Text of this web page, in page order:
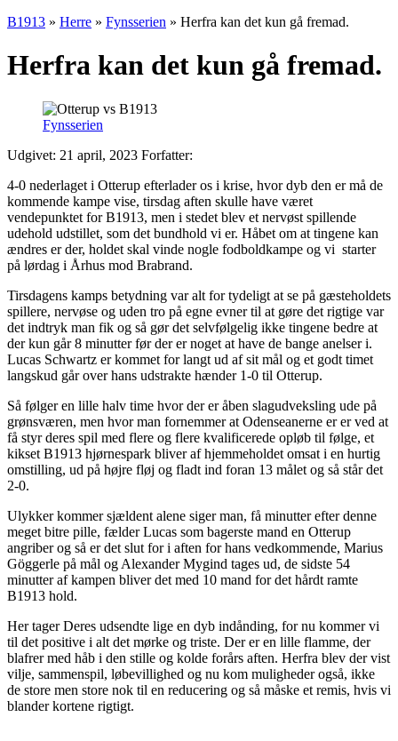
B1913 » Herre » Fynsserien » Herfra kan det kun gå fremad.
Herfra kan det kun gå fremad.
Fynsserien
Udgivet: 21 april, 2023 Forfatter:
4-0 nederlaget i Otterup efterlader os i krise, hvor dyb den er må de
kommende kampe vise, tirsdag aften skulle have været
vendepunktet for B1913, men i stedet blev et nervøst spillende
udehold udstillet, som det bundhold vi er. Håbet om at tingene kan
ændres er der, holdet skal vinde nogle fodboldkampe og vi starter
på lørdag i Århus mod Brabrand.
Tirsdagens kamps betydning var alt for tydeligt at se på gæsteholdets
spillere, nervøse og uden tro på egne evner til at gøre det rigtige var
det indtryk man fik og så gør det selvfølgelig ikke tingene bedre at
der kun går 8 minutter før der er noget at have de bange anelser i.
Lucas Schwartz er kommet for langt ud af sit mål og et godt timet
langskud går over hans udstrakte hænder 1-0 til Otterup.
Så følger en lille halv time hvor der er åben slagudveksling ude på
grønsværen, men hvor man fornemmer at Odenseanerne er er ved at
få styr deres spil med flere og flere kvalificerede opløb til følge, et
kikset B1913 hjørnespark bliver af hjemmeholdet omsat i en hurtig
omstilling, ud på højre fløj og fladt ind foran 13 målet og så står det
2-0.
Ulykker kommer sjældent alene siger man, få minutter efter denne
meget bitre pille, fælder Lucas som bagerste mand en Otterup
angriber og så er det slut for i aften for hans vedkommende, Marius
Göggerle på mål og Alexander Mygind tages ud, de sidste 54
minutter af kampen bliver det med 10 mand for det hårdt ramte
B1913 hold.
Her tager Deres udsendte lige en dyb indånding, for nu kommer vi
til det positive i alt det mørke og triste. Der er en lille flamme, der
blafrer med håb i den stille og kolde forårs aften. Herfra blev der vist
vilje, sammenspil, løbevillighed og nu kom muligheder også, ikke
de store men store nok til en reducering og så måske et remis, hvis vi
blander kortene rigtigt.